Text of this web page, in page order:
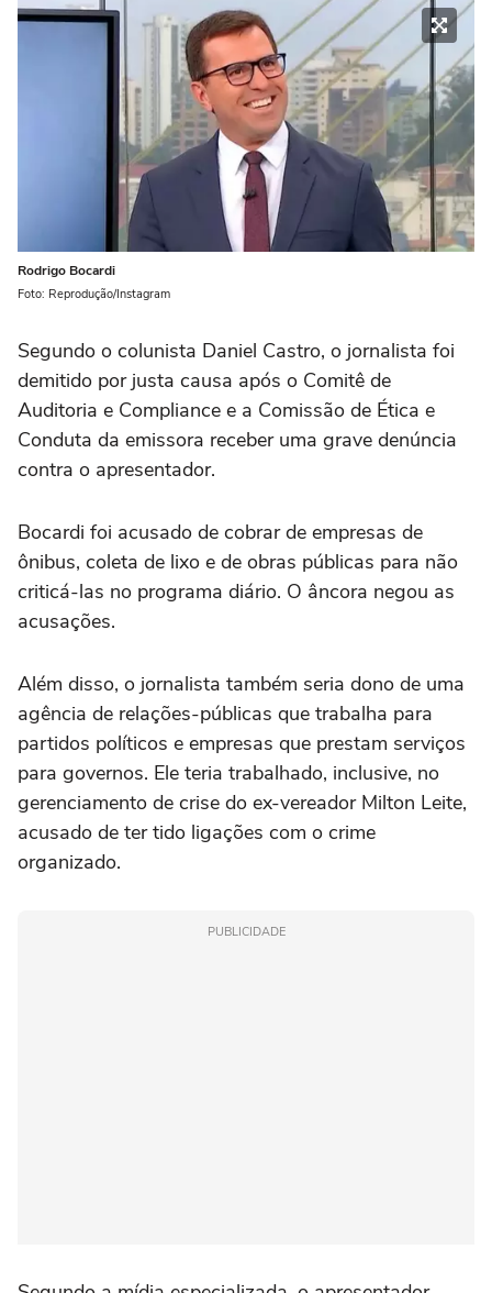
Rodrigo Bocardi
Foto: Reprodução/Instagram
Segundo o colunista Daniel Castro, o jornalista foi
demitido por justa causa após o Comitê de
Auditoria e Compliance e a Comissão de Ética e
Conduta da emissora receber uma grave denúncia
contra o apresentador.
Bocardi foi acusado de cobrar de empresas de
ônibus, coleta de lixo e de obras públicas para não
criticá-las no programa diário. O âncora negou as
acusações.
Além disso, o jornalista também seria dono de uma
agência de relações-públicas que trabalha para
partidos políticos e empresas que prestam serviços
para governos. Ele teria trabalhado, inclusive, no
gerenciamento de crise do ex-vereador Milton Leite,
acusado de ter tido ligações com o crime
organizado.
PUBLICIDADE